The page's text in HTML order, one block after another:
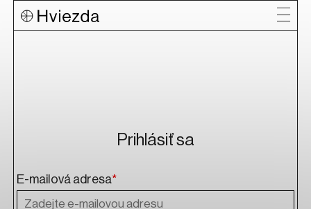
Prihlásiť sa
E-mailová adresa*